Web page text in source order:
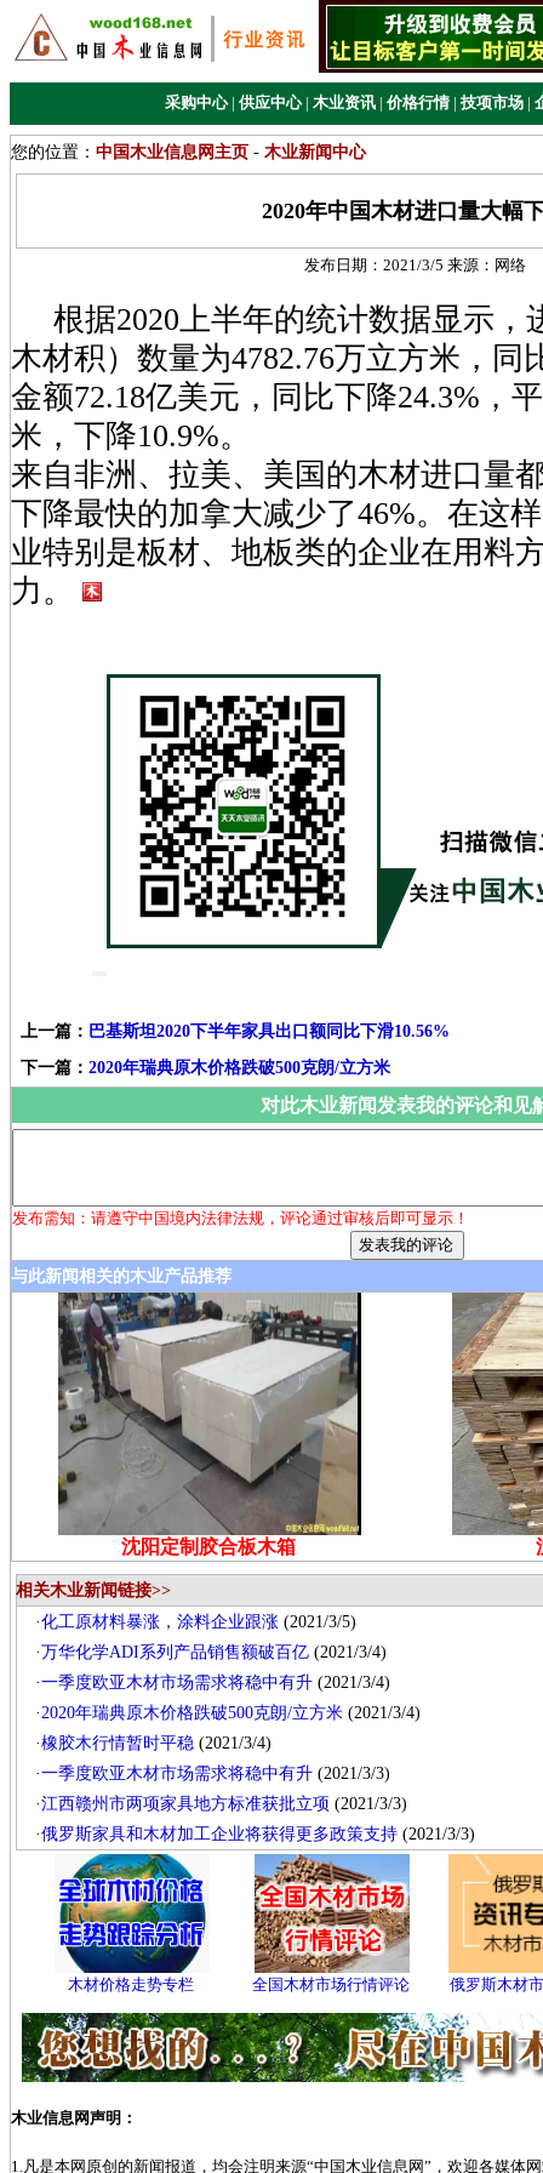
采购中心 | 供应中心 | 木业资讯 | 价格行情 | 技项市场 |
您的位置： 中国木业信息网主页 - 木业新闻中心
2020年中国木材进口量大幅
发布日期： 2021/3/5 来源： 网络
根据2020上半年的统计数据显示，
木材积）数量为4782.76万立方米，同
金额72.18亿美元，同比下降24.3%，
米，下降10.9%。
来自非洲、拉美、美国的木材进口量
下降最快的加拿大减少了46%。在这
业特别是板材、地板类的企业在用料
力。
上一篇： 巴基斯坦2020下半年家具出口额同比下滑10.56%
下一篇： 2020年瑞典原木价格跌破500克朗/立方米
对此木业新闻发表我的评论和见
发布需知：请遵守中国境内法律法规，评论通过审核后即可显示！
与此新闻相关的木业产品推荐
沈阳定制胶合板木箱
相关木业新闻链接>>
·化工原材料暴涨，涂料企业跟涨 (2021/3/5)
·万华化学ADI系列产品销售额破百亿 (2021/3/4)
·一季度欧亚木材市场需求将稳中有升 (2021/3/4)
·2020年瑞典原木价格跌破500克朗/立方米 (2021/3/4)
·橡胶木行情暂时平稳 (2021/3/4)
·一季度欧亚木材市场需求将稳中有升 (2021/3/3)
·江西赣州市两项家具地方标准获批立项 (2021/3/3)
·俄罗斯家具和木材加工企业将获得更多政策支持 (2021/3/3)
木材价格走势专栏 全国木材市场行情评论 俄罗斯木材
木业信息网声明：
1.凡是本网原创的新闻报道，均会注明来源“中国木业信息网”，欢迎各媒体